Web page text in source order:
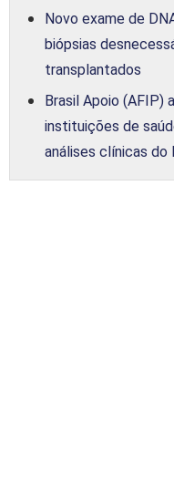
Novo exame de
biópsias
transplantados
Brasil Apoio (AFIP)
instituições de
análises clínicas do